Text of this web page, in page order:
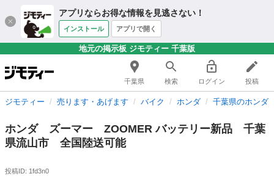
アプリならお得な情報を見逃さない！
インストール アプリで開く
地元の掲示板 ジモティー 千葉版
千葉県 検索 ログイン 投稿
ジモティー 売ります・あげます バイク ホンダ 千葉県のホンダ
ホンダ ズーマー ZOOMER バッテリー新品 千葉
県流山市 全国陸送可能
投稿ID: 1fd3n0